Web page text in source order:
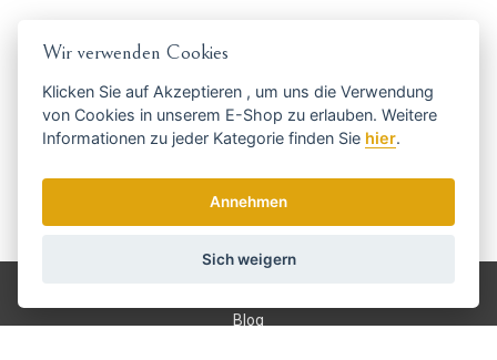
Holen Sie sich die besten Angebote
rechtzeitig ...
Blog
Wir verwenden Cookies
Klicken Sie auf Akzeptieren , um uns die Verwendung
von Cookies in unserem E-Shop zu erlauben. Weitere
Informationen zu jeder Kategorie finden Sie hier.
Annehmen
Sich weigern